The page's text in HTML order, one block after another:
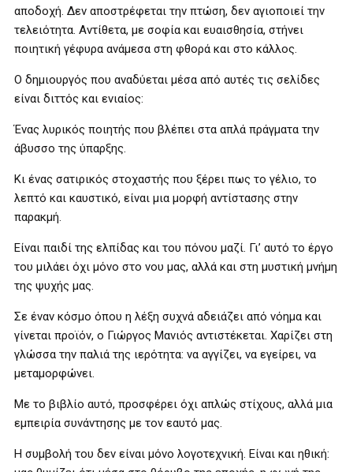
αποδοχή. Δεν αποστρέφεται την πτώση, δεν αγιοποιεί την
τελειότητα. Αντίθετα, με σοφία και ευαισθησία, στήνει
ποιητική γέφυρα ανάμεσα στη φθορά και στο κάλλος.
Ο δημιουργός που αναδύεται μέσα από αυτές τις σελίδες
είναι διττός και ενιαίος:
Ένας λυρικός ποιητής που βλέπει στα απλά πράγματα την
άβυσσο της ύπαρξης.
Κι ένας σατιρικός στοχαστής που ξέρει πως το γέλιο, το
λεπτό και καυστικό, είναι μια μορφή αντίστασης στην
παρακμή.
Είναι παιδί της ελπίδας και του πόνου μαζί. Γι’ αυτό το έργο
του μιλάει όχι μόνο στο νου μας, αλλά και στη μυστική μνήμη
της ψυχής μας.
Σε έναν κόσμο όπου η λέξη συχνά αδειάζει από νόημα και
γίνεται προϊόν, ο Γιώργος Μανιός αντιστέκεται. Χαρίζει στη
γλώσσα την παλιά της ιερότητα: να αγγίζει, να εγείρει, να
μεταμορφώνει.
Με το βιβλίο αυτό, προσφέρει όχι απλώς στίχους, αλλά μια
εμπειρία συνάντησης με τον εαυτό μας.
Η συμβολή του δεν είναι μόνο λογοτεχνική. Είναι και ηθική: